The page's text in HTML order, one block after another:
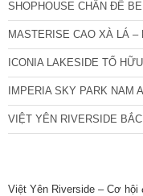
SHOPHOUSE CHÂN ĐẾ
MASTERISE CAO XÀ LÁ –
ICONIA LAKESIDE TỐ
IMPERIA SKY PARK NAM
VIỆT YÊN RIVERSIDE
Việt Yên Riverside – Cơ hội